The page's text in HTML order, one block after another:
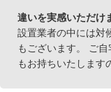
違いを実感いただけ
設置業者の中には対
もございます。 ご
もお持ちいたします